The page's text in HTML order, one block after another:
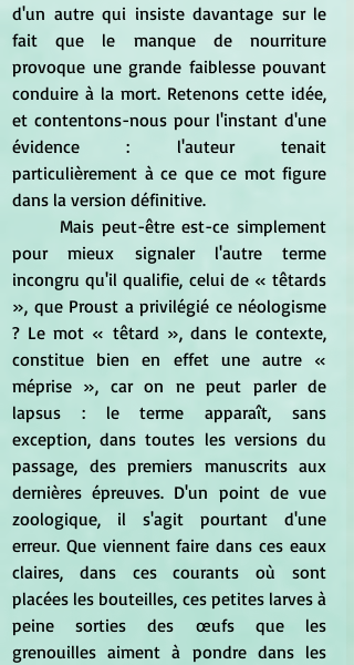
d'un autre qui insiste davantage sur le
fait que le manque de nourriture
provoque une grande faiblesse pouvant
conduire à la mort. Retenons cette idée,
et contentons-nous pour l'instant d'une
évidence : l'auteur tenait
particulièrement à ce que ce mot figure
dans la version définitive.
pour mieux signaler l'autre terme
incongru qu'il qualifie, celui de « têtards
», que Proust a privilégié ce néologisme
? Le mot « têtard », dans le contexte,
constitue bien en effet une autre «
méprise », car on ne peut parler de
lapsus : le terme apparaît, sans
exception, dans toutes les versions du
passage, des premiers manuscrits aux
dernières épreuves. D'un point de vue
zoologique, il s'agit pourtant d'une
erreur. Que viennent faire dans ces eaux
claires, dans ces courants où sont
placées les bouteilles, ces petites larves à
peine sorties des œufs que les
grenouilles aiment à pondre dans les